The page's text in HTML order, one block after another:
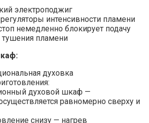
электроподжиг
интенсивности пламени
немедленно блокирует подачу
тушения пламени
духовка
духовой шкаф —
равномерно сверху и
снизу — нагрев